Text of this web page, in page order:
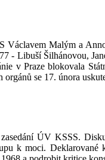
Malým a
- Libuší Šilhánovou,
v Praze blokovala
se 17. února
ÚV KSSS.
k moci.